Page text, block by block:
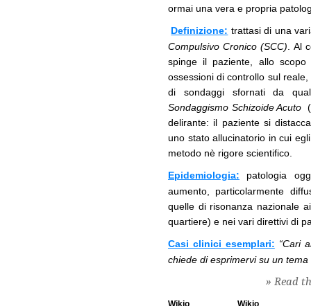
ormai una vera e propria
Definizione: trattasi di una
Compulsivo Cronico (SCC). Al
spinge il paziente, allo
ossessioni di controllo sul
di sondaggi sfornati da
Sondaggismo Schizoide Acuto
delirante: il paziente si
uno stato allucinatorio in cui
metodo nè rigore scientifico.
Epidemiologia: patologia
aumento, particolarmente
quelle di risonanza nazionale
quartiere) e nei vari direttivi di
Casi clinici esemplari: “Cari
chiede di esprimervi su un tema
» Read